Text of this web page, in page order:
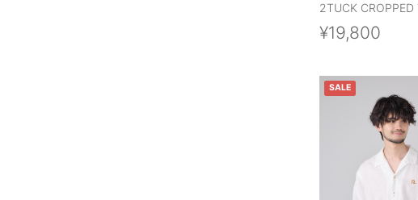
2TUCK CROPPED
¥19,800
SALE